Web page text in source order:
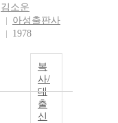
김소운
아성출판사
1978
복
사/
대
출
신